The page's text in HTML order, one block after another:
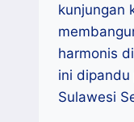
kunjungan
harmonis
ini dipandu
Sulawesi